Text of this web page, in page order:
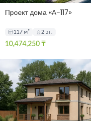
Проект дома «А-117»
117 м² 2 эт.
10,474,250 ₸